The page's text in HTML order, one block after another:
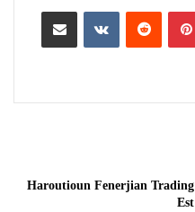
بينتيريست
مشاركة عبر البريد
Haroutioun Fenerjian Trading
Est